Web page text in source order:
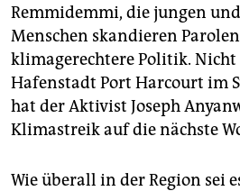
Remmidemmi, die jungen
Menschen skandieren
klimagerechtere Politik. Nicht
Hafenstadt Port Harcourt im
hat der Aktivist Joseph
Klimastreik auf die nächste
Wie überall in der Region sei